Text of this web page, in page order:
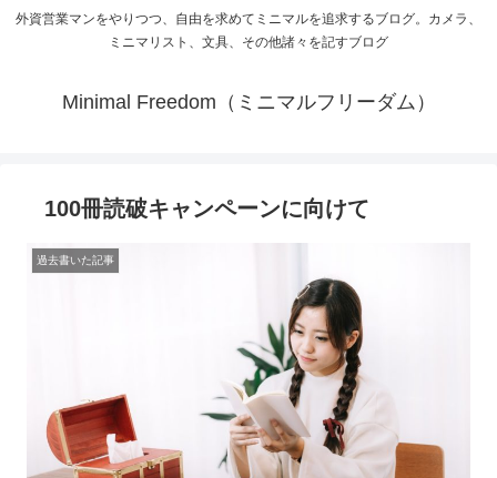
外資営業マンをやりつつ、自由を求めてミニマルを追求するブログ。カメラ、
ミニマリスト、文具、その他諸々を記すブログ
Minimal Freedom（ミニマルフリーダム）
100冊読破キャンペーンに向けて
過去書いた記事